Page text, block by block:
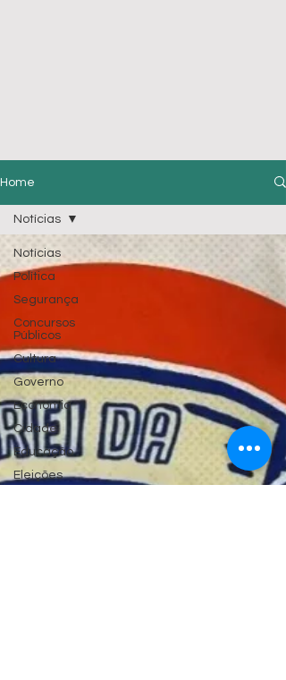
Home
Notícias
Política
Segurança
Concursos
Públicos
Cultura
Governo
Economia
Cidade
Educação
Eleições
Notícias